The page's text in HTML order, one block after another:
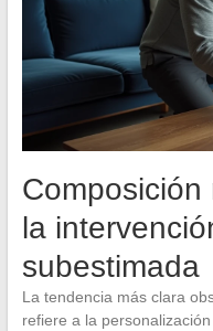
Composición
la
subestimada
La tendencia más clara
refiere a la